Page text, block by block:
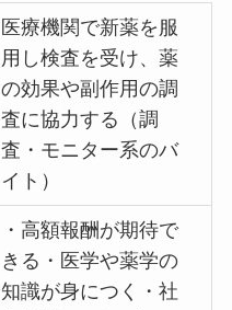
医療機関で新薬を服
用し検査を受け、薬
の効果や副作用の調
査に協力する（調
査・モニター系のバ
イト）
・高額報酬が期待で
きる・医学や薬学の
知識が身につく・社